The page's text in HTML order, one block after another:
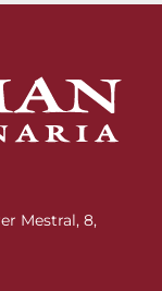
Mestral, 8,